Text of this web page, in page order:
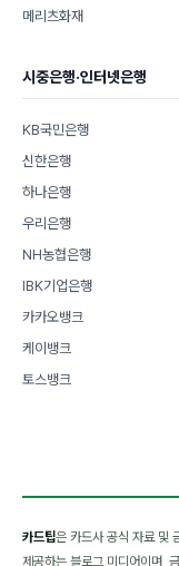
메리츠화재
시중은행·인터넷은행
KB국민은행
신한은행
하나은행
우리은행
NH농협은행
IBK기업은행
카카오뱅크
케이뱅크
토스뱅크
카드팁은 카드사 공식 자료 및
제공하는 블로그 미디어이며,